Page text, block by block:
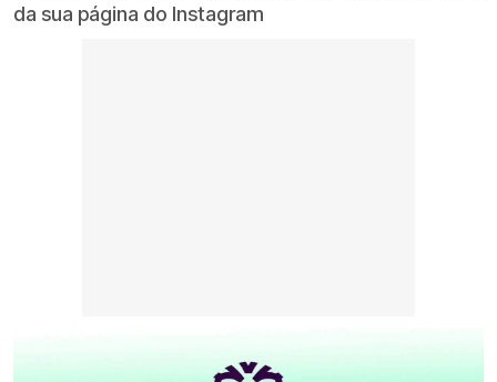
da sua página do Instagram